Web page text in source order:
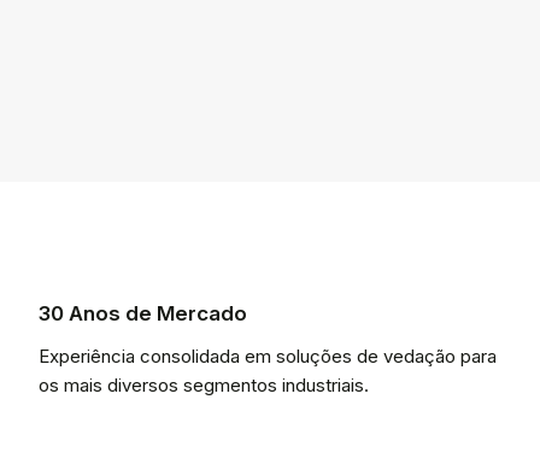
30 Anos de Mercado
Experiência consolidada em soluções de vedação para
os mais diversos segmentos industriais.